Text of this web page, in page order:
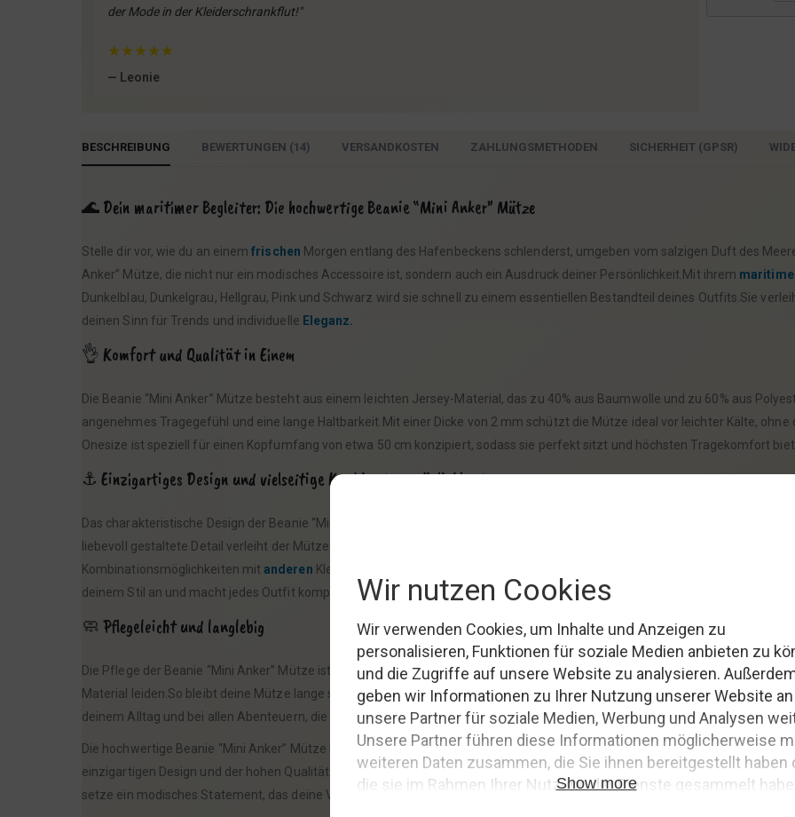
der Mode in der Kleiderschrankflut!"
★★★★★
— Leonie
BESCHREIBUNG BEWERTUNGEN (14) VERSANDKOSTEN ZAHLUNGSMETHODEN SICHERHEIT (GPSR)
🌊 Dein maritimer Begleiter: Die hochwertige Beanie “Mini Anker” Mütze
Stelle dir vor, wie du an einemfrischen Morgen entlang des Hafenbeckens schlenderst, umgeben vom salzigen Duft des
Anker” Mütze, die nicht nur ein modisches Accessoire ist, sondern auch ein Ausdruck deiner Persönlichkeit.Mit ihrem
Dunkelblau, Dunkelgrau, Hellgrau, Pink und Schwarz wird sie schnell zu einem essentiellen Bestandteil deines Outfits.Sie
deinen Sinn für Trends und individuelle Eleganz.
👌 Komfort und Qualität in Einem
Die Beanie “Mini Anker” Mütze besteht aus einem leichten Jersey-Material, das zu 40% aus Baumwolle und zu 60% aus
angenehmes Tragegefühl und eine lange Haltbarkeit.Mit einer Dicke von 2 mm schützt die Mütze ideal vor leichter Kälte, ohne
Onesize ist speziell für einen Kopfumfang von etwa 50 cm konzipiert, sodass sie perfekt sitzt und höchsten Tragekomfort
⚓ Einzigartiges Design und vielseitige Kombinationsmöglichkeiten
Das charakteristische Design der Beanie “Mini Anker” zeichnet sich durch einen fröhlichen
aus, der in einem
liebevoll gestaltete Detail verleiht der Mütze eine spielerische und zugleich stilvolle Note.Die klassischen Farben wie
Kombinationsmöglichkeiten mitanderen Kleidungsstücken und Accessoires.Ob zu einem lässigen Jeans-Outfit oder einer
deinem Stil an und macht jedes Outfit komplett.
🧼 Pflegeleicht und langlebig
Die Pflege der Beanie “Mini Anker” Mütze ist denkbar einfach.Sie kann problemlos bei 30 Grad im Schonwaschgang in der
Material leiden.So bleibt deine Mütze lange so frisch und schön wie am ersten Tag.Dies macht sie nicht nur zu einem
deinem Alltag und bei allen Abenteuern, die noch vor dir liegen.
Die hochwertige Beanie “Mini Anker” Mütze ist mehr als nur ein Kleidungsstück.Sie ist ein Ausdruck deiner Liebe zum Meer und
einzigartigen Design und der hohen Qualität ist sie der ideale Begleiter für alle, die Wert auf Stil, Komfort und Qualität
setze ein modisches Statement, das deine Verbundenheit zum maritimen Lebensstil widerspiegelt.